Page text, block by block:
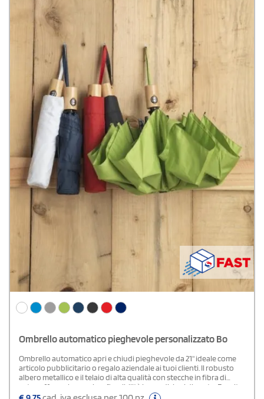
Ombrello automatico pieghevole personalizzato Bo
Ombrello automatico apri e chiudi pieghevole da 21" ideale come
articolo pubblicitario o regalo aziendale ai tuoi clienti. Il robusto
albero metallico e il telaio di alta qualità con stecche in fibra di
vetro offrono la massima flessibilità in condizioni di vento. Fornito
con un sacchetto, può essere facilmente inserito in una borsa o